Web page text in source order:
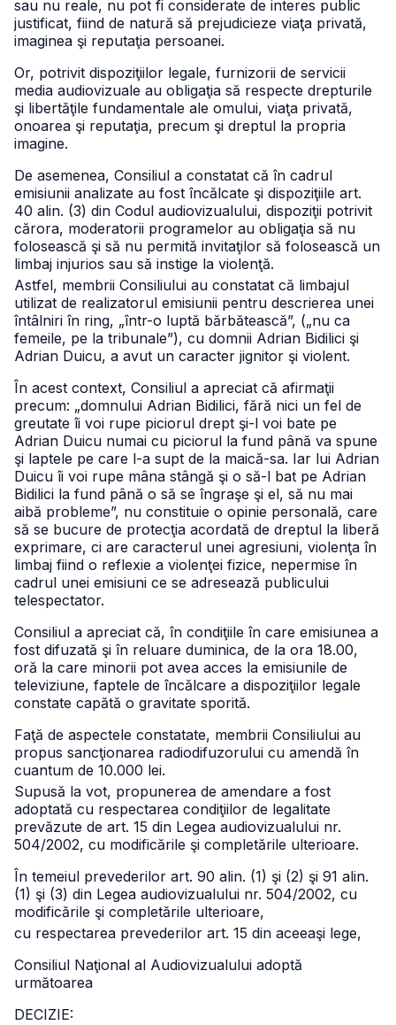
sau nu reale, nu pot fi considerate de interes public
justificat, fiind de natură să prejudicieze viaţa privată,
imaginea şi reputaţia persoanei.
Or, potrivit dispoziţiilor legale, furnizorii de servicii
media audiovizuale au obligaţia să respecte drepturile
şi libertăţile fundamentale ale omului, viaţa privată,
onoarea şi reputaţia, precum şi dreptul la propria
imagine.
De asemenea, Consiliul a constatat că în cadrul
emisiunii analizate au fost încălcate şi dispoziţiile art.
40 alin. (3) din Codul audiovizualului, dispoziţii potrivit
cărora, moderatorii programelor au obligaţia să nu
folosească şi să nu permită invitaţilor să folosească un
limbaj injurios sau să instige la violenţă.
Astfel, membrii Consiliului au constatat că limbajul
utilizat de realizatorul emisiunii pentru descrierea unei
întâlniri în ring, „într-o luptă bărbătească”, („nu ca
femeile, pe la tribunale”), cu domnii Adrian Bidilici şi
Adrian Duicu, a avut un caracter jignitor şi violent.
În acest context, Consiliul a apreciat că afirmaţii
precum: „domnului Adrian Bidilici, fără nici un fel de
greutate îi voi rupe piciorul drept şi-l voi bate pe
Adrian Duicu numai cu piciorul la fund până va spune
şi laptele pe care l-a supt de la maică-sa. Iar lui Adrian
Duicu îi voi rupe mâna stângă şi o să-l bat pe Adrian
Bidilici la fund până o să se îngraşe şi el, să nu mai
aibă probleme”, nu constituie o opinie personală, care
să se bucure de protecţia acordată de dreptul la liberă
exprimare, ci are caracterul unei agresiuni, violenţa în
limbaj fiind o reflexie a violenţei fizice, nepermise în
cadrul unei emisiuni ce se adresează publicului
telespectator.
Consiliul a apreciat că, în condiţiile în care emisiunea a
fost difuzată şi în reluare duminica, de la ora 18.00,
oră la care minorii pot avea acces la emisiunile de
televiziune, faptele de încălcare a dispoziţiilor legale
constate capătă o gravitate sporită.
Faţă de aspectele constatate, membrii Consiliului au
propus sancţionarea radiodifuzorului cu amendă în
cuantum de 10.000 lei.
Supusă la vot, propunerea de amendare a fost
adoptată cu respectarea condiţiilor de legalitate
prevăzute de art. 15 din Legea audiovizualului nr.
504/2002, cu modificările şi completările ulterioare.
În temeiul prevederilor art. 90 alin. (1) şi (2) şi 91 alin.
(1) şi (3) din Legea audiovizualului nr. 504/2002, cu
modificările şi completările ulterioare,
cu respectarea prevederilor art. 15 din aceeaşi lege,
Consiliul Naţional al Audiovizualului adoptă
următoarea
DECIZIE: